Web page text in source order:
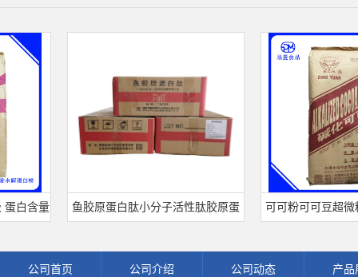
量 鱼胶原蛋白肽小分子活性肽胶原蛋 可可粉可可豆超微粉烘
公司首页 公司介绍 公司动态 产品